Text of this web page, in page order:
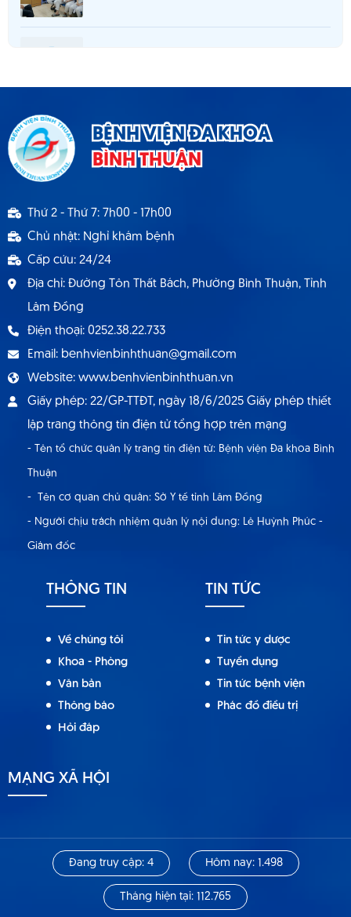
Thông báo cơ sở khám chữa bệnh đáp ứng yêu
cầu là cơ sở hướng dẫn thực hành
BỆNH VIỆN ĐA KHOA
BÌNH THUẬN
Thứ 2 - Thứ 7: 7h00 - 17h00
Chủ nhật: Nghỉ khám bệnh
Cấp cứu: 24/24
Địa chỉ: Đường Tôn Thất Bách, Phường Bình Thuận, Tỉnh
Lâm Đồng
Điện thoại: 0252.38.22.733
Email: benhvienbinhthuan@gmail.com
Website: www.benhvienbinhthuan.vn
Giấy phép: 22/GP-TTĐT, ngày 18/6/2025 Giấy phép thiết
lập trang thông tin điện tử tổng hợp trên mạng
- Tên tổ chức quản lý trang tin điện tử: Bệnh viện Đa khoa Bình
Thuận
- Tên cơ quan chủ quản: Sở Y tế tỉnh Lâm Đồng
- Người chịu trách nhiệm quản lý nội dung: Lê Huỳnh Phúc -
Giám đốc
THÔNG TIN
Về chúng tôi
Khoa - Phòng
Văn bản
Thông báo
Hỏi đáp
TIN TỨC
Tin tức y dược
Tuyển dụng
Tin tức bệnh viện
Phác đồ điều trị
MẠNG XÃ HỘI
Đang truy cập: 4 Hôm nay: 1.498
Tháng hiện tại: 112.765